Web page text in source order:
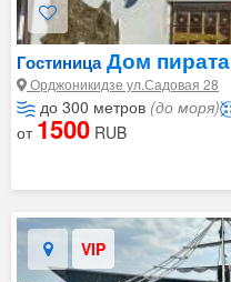
ГостиницаДом пирата
Орджоникидзе ул.Садовая 28
до 300 метров (до моря)
от 1500 RUB
VIP